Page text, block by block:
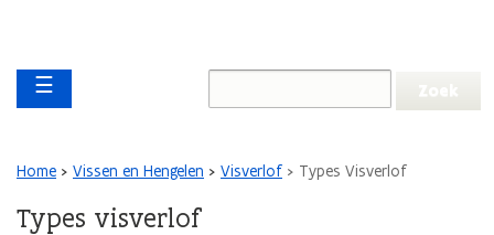
gaan
Main navigation
☰
Kruimelpad
Home Vissen en Hengelen Visverlof Types Visverlof
Types visverlof